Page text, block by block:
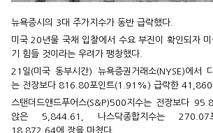
뉴욕증시의 3대 주가지수가 동반 급락했다.
미국 20년물 국채 입찰에서 수요 부진이 확인되자
기 힘들 것이라는 우려가 팽창했다.
21일(미국 동부시간) 뉴욕증권거래소(NYSE)에서
는 전장보다 816.80포인트(1.91%) 급락한
스탠더드앤드푸어스(S&P)500지수는 전장보다
앉은 5,844.61, 나스닥종합지수는 270.07
18,872.64에 장을 마쳤다.